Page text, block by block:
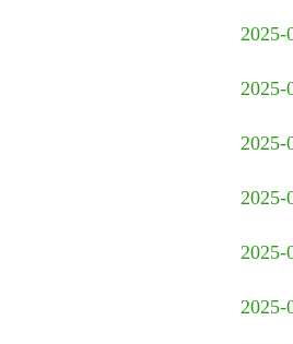
2025-
2025-
2025-
2025-
2025-
2025-